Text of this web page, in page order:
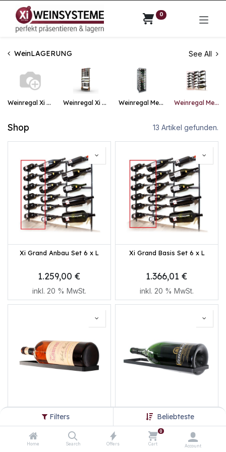
Filters Beliebteste
Home Search Offers
0
Cart Account
0
WeinLAGERUNG See All
Weinregal Xi Wall / Xi Home Weinregal Xi Presenter Weinregal Metall Xi Rack Weinregal Metall Xi Grand
Shop 13 Artikel gefunden.
Xi Grand Anbau Set 6 x L
1.259,00 €
inkl. 20 % MwSt.
Xi Grand Basis Set 6 x L
1.366,01 €
inkl. 20 % MwSt.
Xi Solo Side S - 0,75 bis 1,5 L
Flasche Wandhalterung
€
Xi Solo Side M - 1,5 bis 3 L
Flasche Wandhalterung
70,80